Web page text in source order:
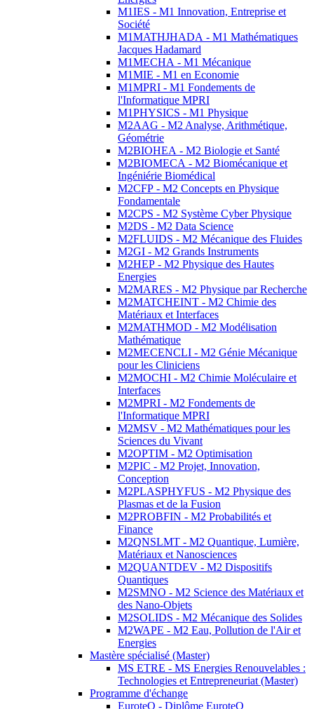
M1IES - M1 Innovation, Entreprise et
Société
M1MATHJHADA - M1 Mathématiques
Jacques Hadamard
M1MECHA - M1 Mécanique
M1MIE - M1 en Economie
M1MPRI - M1 Fondements de
l'Informatique MPRI
M1PHYSICS - M1 Physique
M2AAG - M2 Analyse, Arithmétique,
Géométrie
M2BIOHEA - M2 Biologie et Santé
M2BIOMECA - M2 Biomécanique et
Ingéniérie Biomédical
M2CFP - M2 Concepts en Physique
Fondamentale
M2CPS - M2 Système Cyber Physique
M2DS - M2 Data Science
M2FLUIDS - M2 Mécanique des Fluides
M2GI - M2 Grands Instruments
M2HEP - M2 Physique des Hautes
Energies
M2MARES - M2 Physique par Recherche
M2MATCHEINT - M2 Chimie des
Matériaux et Interfaces
M2MATHMOD - M2 Modélisation
Mathématique
M2MECENCLI - M2 Génie Mécanique
pour les Cliniciens
M2MOCHI - M2 Chimie Moléculaire et
Interfaces
M2MPRI - M2 Fondements de
l'Informatique MPRI
M2MSV - M2 Mathématiques pour les
Sciences du Vivant
M2OPTIM - M2 Optimisation
M2PIC - M2 Projet, Innovation,
Conception
M2PLASPHYFUS - M2 Physique des
Plasmas et de la Fusion
M2PROBFIN - M2 Probabilités et
Finance
M2QNSLMT - M2 Quantique, Lumière,
Matériaux et Nanosciences
M2QUANTDEV - M2 Dispositifs
Quantiques
M2SMNO - M2 Science des Matériaux et
des Nano-Objets
M2SOLIDS - M2 Mécanique des Solides
M2WAPE - M2 Eau, Pollution de l'Air et
Energies
Mastère spécialisé (Master)
MS ETRE - MS Energies Renouvelables :
Technologies et Entrepreneuriat (Master)
Programme d'échange
EuroteQ - Diplôme EuroteQ